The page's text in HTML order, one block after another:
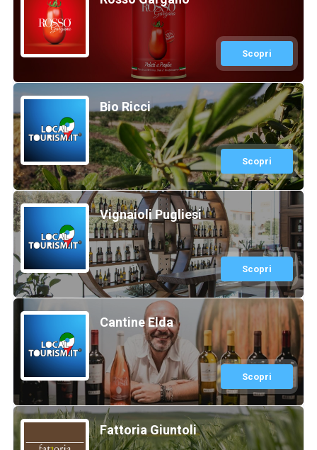
Scopri
Bio Ricci
Scopri
Vignaioli Pugliesi
Scopri
Cantine Elda
Scopri
Fattoria Giuntoli